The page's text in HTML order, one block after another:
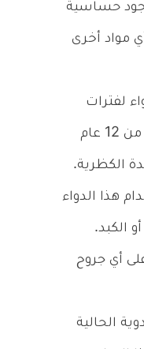
حساسية
مواد أخرى
لفترات
طويلة للرضع للأطفال الأقل من 12 عام
الكظرية.
هذا الدواء
الكبد.
أي جروح
الحالية